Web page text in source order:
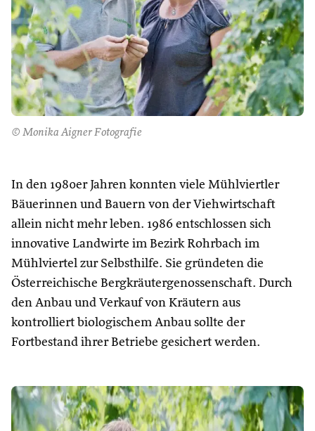
© Monika Aigner Fotografie
In den 1980er Jahren konnten viele Mühlviertler
Bäuerinnen und Bauern von der Viehwirtschaft
allein nicht mehr leben. 1986 entschlossen sich
innovative Landwirte im Bezirk Rohrbach im
Mühlviertel zur Selbsthilfe. Sie gründeten die
Österreichische Bergkräutergenossenschaft. Durch
den Anbau und Verkauf von Kräutern aus
kontrolliert biologischem Anbau sollte der
Fortbestand ihrer Betriebe gesichert werden.